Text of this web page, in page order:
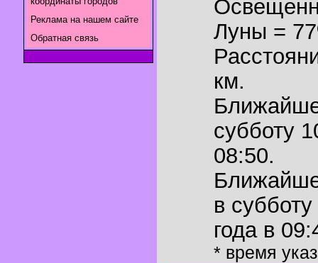
Реклама на нашем сайте
Обратная связь
Луны =
км.
субботу
08:50.
в
года в
* время